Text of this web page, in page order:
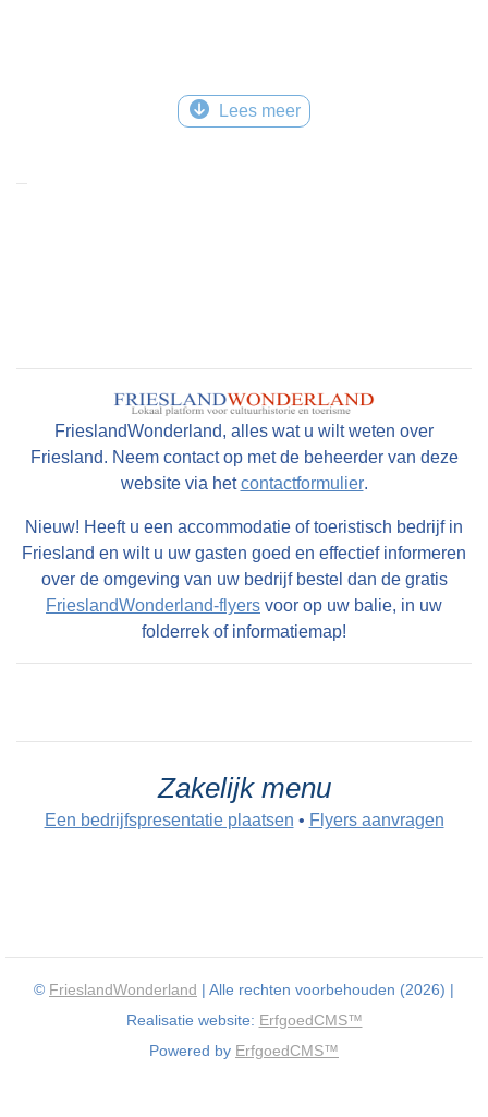
Lees meer
FrieslandWonderland, alles wat u wilt weten over
Friesland. Neem contact op met de beheerder van deze
website via hetcontactformulier.
Nieuw! Heeft u een accommodatie of toeristisch bedrijf in
Friesland en wilt u uw gasten goed en effectief informeren
over de omgeving van uw bedrijf bestel dan de gratis
FrieslandWonderland-flyers voor op uw balie, in uw
folderrek of informatiemap!
Zakelijk menu
Een bedrijfspresentatie plaatsen • Flyers aanvragen
© FrieslandWonderland | Alle rechten voorbehouden (2026) |
Realisatie website: ErfgoedCMS™
Powered by ErfgoedCMS™